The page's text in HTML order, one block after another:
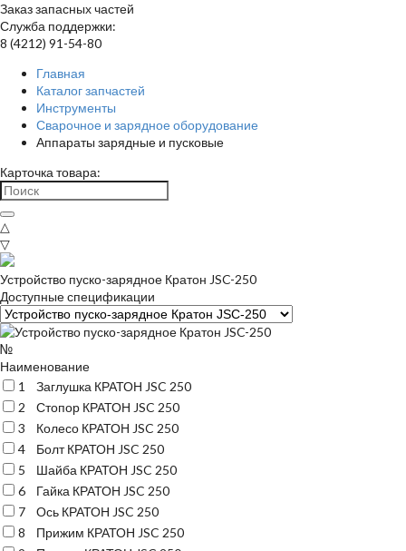
Заказ запасных частей
Служба поддержки:
8 (4212) 91-54-80
Главная
Каталог запчастей
Инструменты
Сварочное и зарядное оборудование
Аппараты зарядные и пусковые
Карточка товара:
△
▽
Устройство пуско-зарядное Кратон JSC-250
Доступные спецификации
№
Наименование
1
Заглушка КРАТОН JSC 250
2
Стопор КРАТОН JSC 250
3
Колесо КРАТОН JSC 250
4
Болт КРАТОН JSC 250
5
Шайба КРАТОН JSC 250
6
Гайка КРАТОН JSC 250
7
Ось КРАТОН JSC 250
8
Прижим КРАТОН JSC 250